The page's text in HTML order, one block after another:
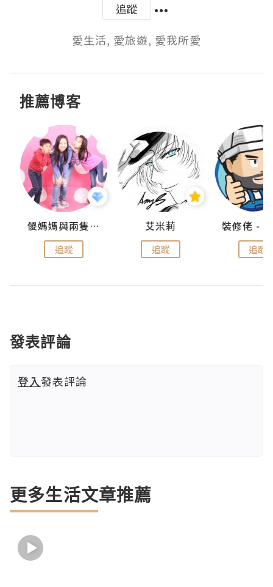
追蹤
愛生活, 愛旅遊, 愛我所愛
推薦博客
儍媽媽與兩隻小魔怪之家
追蹤
艾米莉
追蹤 追蹤
發表評論
登入發表評論
更多生活文章推薦